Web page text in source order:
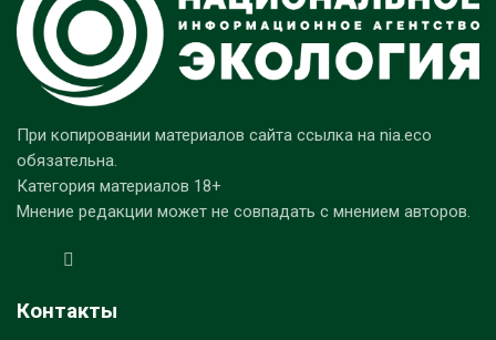
При копировании материалов сайта ссылка на nia.eco
обязательна.
Категория материалов 18+
Мнение редакции может не совпадать с мнением авторов.
Контакты